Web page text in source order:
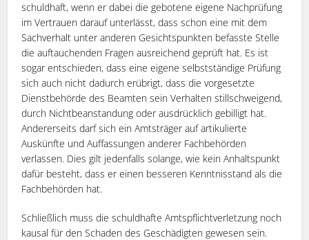
schuldhaft, wenn er dabei die gebotene eigene Nachprüfung
im Vertrauen darauf unterlässt, dass schon eine mit dem
Sachverhalt unter anderen Gesichtspunkten befasste Stelle
die auftauchenden Fragen ausreichend geprüft hat. Es ist
sogar entschieden, dass eine eigene selbstständige Prüfung
sich auch nicht dadurch erübrigt, dass die vorgesetzte
Dienstbehörde des Beamten sein Verhalten stillschweigend,
durch Nichtbeanstandung oder ausdrücklich gebilligt hat.
Andererseits darf sich ein Amtsträger auf artikulierte
Auskünfte und Auffassungen anderer Fachbehörden
verlassen. Dies gilt jedenfalls solange, wie kein Anhaltspunkt
dafür besteht, dass er einen besseren Kenntnisstand als die
Fachbehörden hat.
Schließlich muss die schuldhafte Amtspflichtverletzung noch
kausal für den Schaden des Geschädigten gewesen sein.